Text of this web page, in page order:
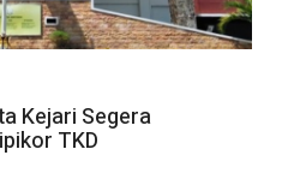
Kejari Segera
TKD